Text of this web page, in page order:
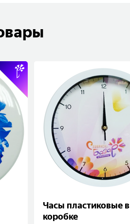
Часы пластиковые в
коробке